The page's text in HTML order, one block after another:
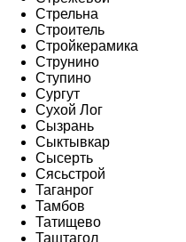
Стрельна
Строитель
Стройкерамика
Струнино
Ступино
Сургут
Сухой Лог
Сызрань
Сыктывкар
Сысерть
Сясьстрой
Таганрог
Тамбов
Татищево
Таштагол